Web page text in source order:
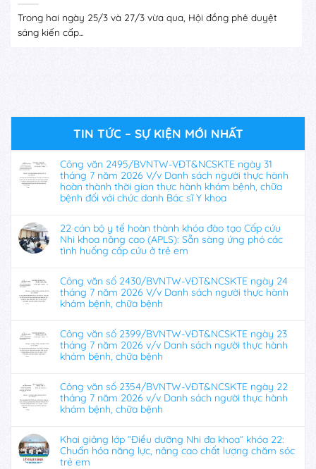
Trong hai ngày 25/3 và 27/3 vừa qua, Hội đồng phê duyệt
sáng kiến cấp...
TIN TỨC – SỰ KIỆN MỚI NHẤT
Công văn 2495/BVNTW-VĐT&NCSKTE ngày 31
tháng 7 năm 2026 V/v Danh sách người thực hành
hoàn thành thời gian thực hành khám bệnh, chữa
bệnh đối với chức danh Bác sĩ Y khoa
22 cán bộ y tế hoàn thành khóa đào tạo Cấp cứu
Nhi khoa nâng cao (APLS): Sẵn sàng ứng phó các
tình huống cấp cứu ở trẻ em
Công văn số 2430/BVNTW-VĐT&NCSKTE ngày 24
tháng 7 năm 2026 V/v Danh sách người thực hành
khám bệnh, chữa bệnh
Công văn số 2399/BVNTW-VĐT&NCSKTE ngày 23
tháng 7 năm 2026 v/v Danh sách người thực hành
khám bệnh, chữa bệnh
Công văn số 2354/BVNTW-VĐT&NCSKTE ngày 22
tháng 7 năm 2026 v/v Danh sách người thực hành
khám bệnh, chữa bệnh
Khai giảng lớp “Điều dưỡng Nhi đa khoa” khóa 22:
Chuẩn hóa năng lực, nâng cao chất lượng chăm sóc
trẻ em